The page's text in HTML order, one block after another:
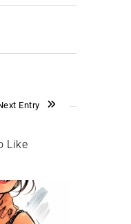
Entry
Like